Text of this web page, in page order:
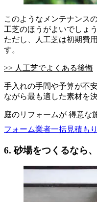
このようなメンテナンス
工芝のほうがよいでしょう
ただし、人工芝は初期費
す。
>> 人工芝でよくある後悔
手入れの手間や予算が不
ながら最も適した素材を
庭のリフォームが 得意な
フォーム業者一括見積もり
6. 砂場をつくるなら